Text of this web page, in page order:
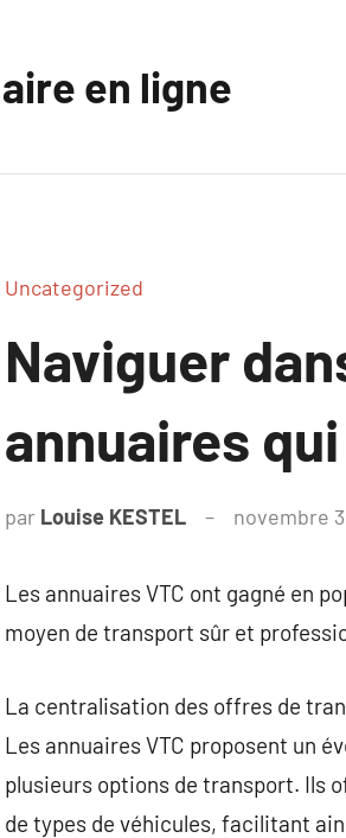
en ligne
Uncategorized
Naviguer
annuaires
par Louise KESTEL novembre
Les annuaires VTC ont gagné en
moyen de transport sûr et
La centralisation des offres de
Les annuaires VTC proposent un
plusieurs options de transport. Ils
de types de véhicules, facilitant